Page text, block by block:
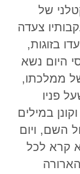
של
צעדה
בזוגות,
היום נשא
ממלכתו,
פניו
במילים
השם, ויום
קרא לכל